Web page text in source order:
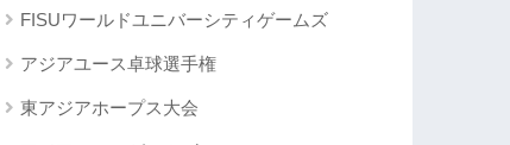
FISUワールドユニバーシティゲームズ
アジアユース卓球選手権
東アジアホープス大会